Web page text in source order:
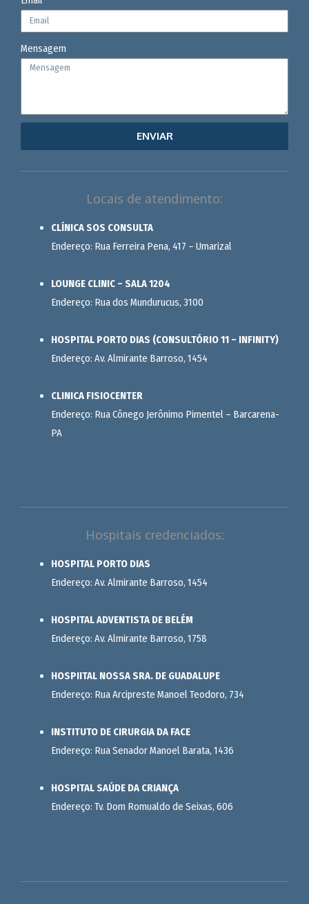
Mensagem
ENVIAR
Locais de atendimento:
CLÍNICA SOS CONSULTA
Endereço: Rua Ferreira Pena, 417 – Umarizal
LOUNGE CLINIC – SALA 1204
Endereço: Rua dos Mundurucus, 3100
HOSPITAL PORTO DIAS (CONSULTÓRIO 11 – INFINITY)
Endereço: Av. Almirante Barroso, 1454
CLINICA FISIOCENTER
Endereço: Rua Cônego Jerônimo Pimentel – Barcarena-
PA
Hospitais credenciados:
HOSPITAL PORTO DIAS
Endereço: Av. Almirante Barroso, 1454
HOSPITAL ADVENTISTA DE BELÉM
Endereço: Av. Almirante Barroso, 1758
HOSPIITAL NOSSA SRA. DE GUADALUPE
Endereço: Rua Arcipreste Manoel Teodoro, 734
INSTITUTO DE CIRURGIA DA FACE
Endereço: Rua Senador Manoel Barata, 1436
HOSPITAL SAÚDE DA CRIANÇA
Endereço: Tv. Dom Romualdo de Seixas, 606